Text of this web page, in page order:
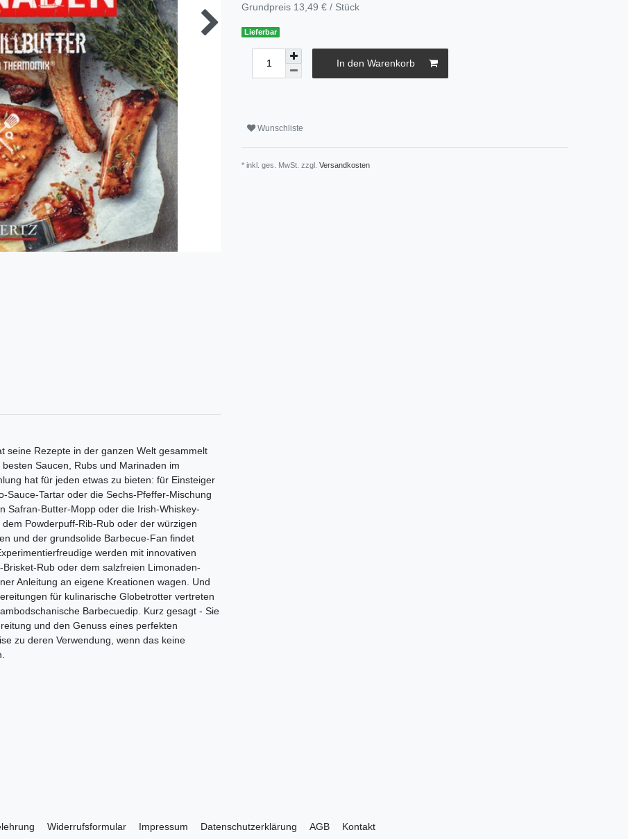
Grundpreis 13,49 € / Stück
Lieferbar
In den Warenkorb
Wunschliste
* inkl. ges. MwSt. zzgl. Versandkosten
seine Rezepte in der ganzen Welt gesammelt
Saucen, Rubs und Marinaden im
hat für jeden etwas zu bieten: für Einsteiger
Sauce-Tartar oder die Sechs-Pfeffer-Mischung
Safran-Butter-Mopp oder die Irish-Whiskey-
Powderpuff-Rib-Rub oder der würzigen
und der grundsolide Barbecue-Fan findet
werden mit innovativen
Rub oder dem salzfreien Limonaden-
Anleitung an eigene Kreationen wagen. Und
für kulinarische Globetrotter vertreten
Barbecuedip. Kurz gesagt - Sie
und den Genuss eines perfekten
zu deren Verwendung, wenn das keine
Widerrufs­formular Impressum Daten­schutz­erklärung AGB Kontakt